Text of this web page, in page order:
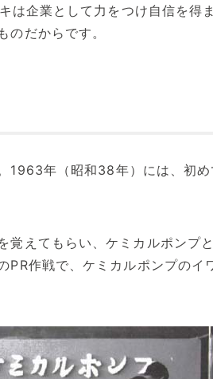
企業として力をつけ自信を得
のだからです。
1963年（昭和38年）には、初
えてもらい、ケミカルポンプ
作戦で、ケミカルポンプのイ